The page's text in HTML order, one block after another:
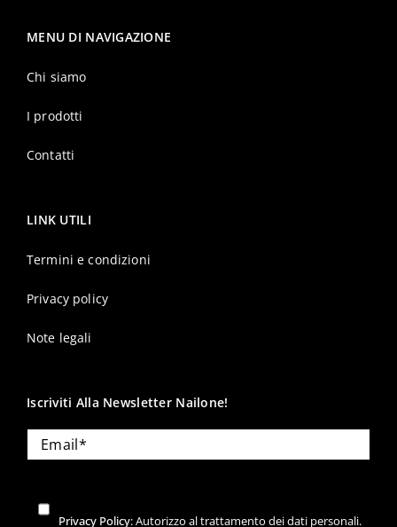
MENU DI NAVIGAZIONE
Chi siamo
I prodotti
Contatti
LINK UTILI
Termini e condizioni
Privacy policy
Note legali
Iscriviti Alla Newsletter Nailone!
Privacy Policy: Autorizzo al trattamento dei dati personali.